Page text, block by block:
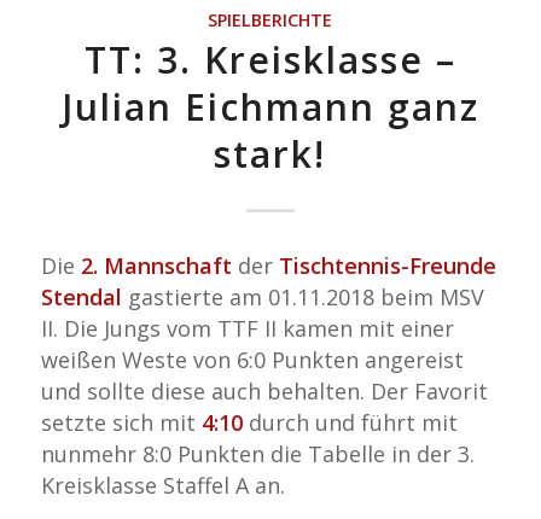
SPIELBERICHTE
TT: 3. Kreisklasse –
Julian Eichmann ganz
stark!
Die 2. Mannschaft der Tischtennis-Freunde
Stendal gastierte am 01.11.2018 beim MSV
II. Die Jungs vom TTF II kamen mit einer
weißen Weste von 6:0 Punkten angereist
und sollte diese auch behalten. Der Favorit
setzte sich mit 4:10durch und führt mit
nunmehr 8:0 Punkten die Tabelle in der 3.
Kreisklasse Staffel A an.